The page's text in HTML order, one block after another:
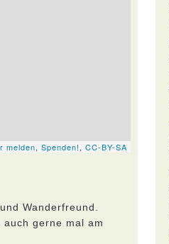
Wanderfreund.
gerne mal am